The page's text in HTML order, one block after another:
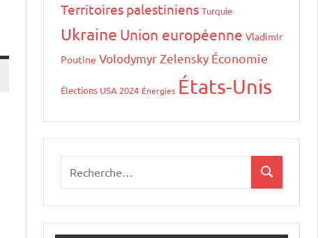
Territoires palestiniens Turquie
Ukraine Union européenne Vladimir
Poutine Volodymyr Zelensky Économie
Élections USA 2024 Énergies États-Unis